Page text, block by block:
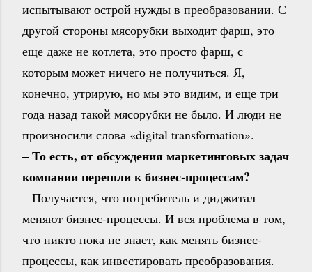
испытывают острой нужды в преобразовании. С
другой стороны мясорубки выходит фарш, это
еще даже не котлета, это просто фарш, с
которым может ничего не получиться. Я,
конечно, утрирую, но мы это видим, и еще три
года назад такой мясорубки не было. И люди не
произносили слова «digital transformation».
– То есть, от обсуждения маркетинговых задач
компании перешли к бизнес-процессам?
– Получается, что потребитель и диджитал
меняют бизнес-процессы. И вся проблема в том,
что никто пока не знает, как менять бизнес-
процессы, как инвестировать преобразования.